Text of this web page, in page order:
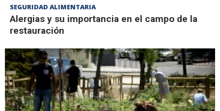
SEGURIDAD ALIMENTARIA
Alergias y su importancia en el campo de la
restauración